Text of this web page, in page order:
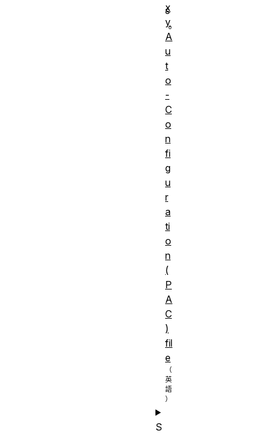
s
。
請求是
否有主
成功回
應是否
有主體
可緩存
HTML
表單
是否允
x
y
A
u
t
o
-
C
o
n
fi
g
u
r
a
ti
o
n
(
P
A
C
)
fil
e
S